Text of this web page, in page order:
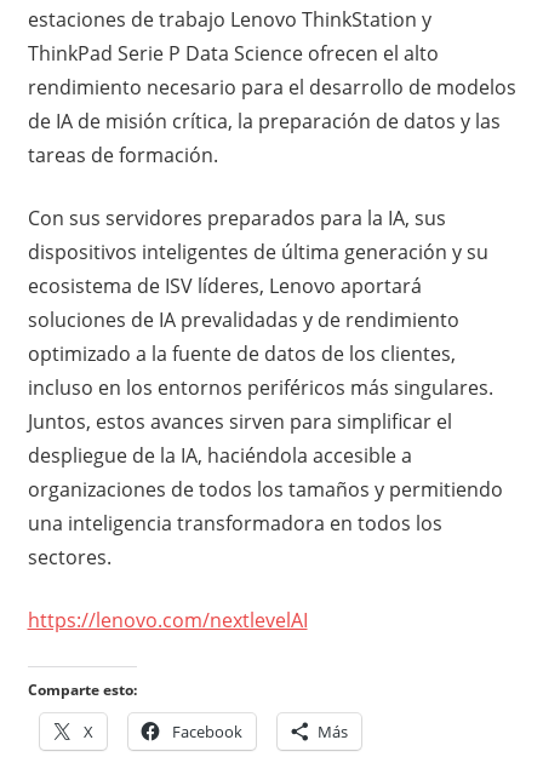
estaciones de trabajo Lenovo ThinkStation y
ThinkPad Serie P Data Science ofrecen el alto
rendimiento necesario para el desarrollo de modelos
de IA de misión crítica, la preparación de datos y las
tareas de formación.
Con sus servidores preparados para la IA, sus
dispositivos inteligentes de última generación y su
ecosistema de ISV líderes, Lenovo aportará
soluciones de IA prevalidadas y de rendimiento
optimizado a la fuente de datos de los clientes,
incluso en los entornos periféricos más singulares.
Juntos, estos avances sirven para simplificar el
despliegue de la IA, haciéndola accesible a
organizaciones de todos los tamaños y permitiendo
una inteligencia transformadora en todos los
sectores.
https://lenovo.com/nextlevelAI
Comparte esto:
X Facebook Más